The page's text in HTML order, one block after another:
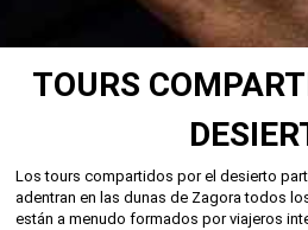
TOURS
Los tours compartidos por el desierto
adentran en las dunas de Zagora todos
están a menudo formados por viajeros